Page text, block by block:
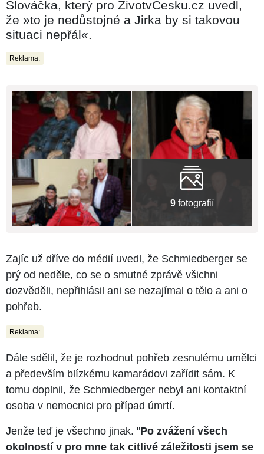
Slováčka, který pro ŽivotvČesku.cz uvedl,
že »to je nedůstojné a Jirka by si takovou
situaci nepřál«.
Reklama:
9fotografií
Zajíc už dříve do médií uvedl, že Schmiedberger se
prý od neděle, co se o smutné zprávě všichni
dozvěděli, nepřihlásil ani se nezajímal o tělo a ani o
pohřeb.
Reklama:
Dále sdělil, že je rozhodnut pohřeb zesnulému umělci
a především blízkému kamarádovi zařídit sám. K
tomu doplnil, že Schmiedberger nebyl ani kontaktní
osoba v nemocnici pro případ úmrtí.
Jenže teď je všechno jinak. "Po zvážení všech
okolností v pro mne tak citlivé záležitosti jsem se